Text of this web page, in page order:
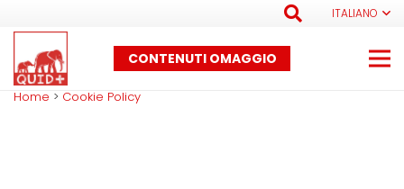
ITALIANO
CONTENUTI OMAGGIO
Home > Cookie Policy